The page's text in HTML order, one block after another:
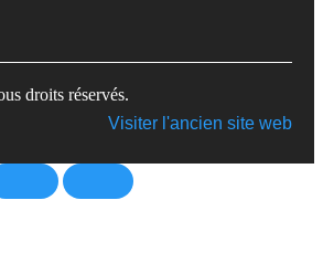
droits réservés.
Visiter l'ancien site web